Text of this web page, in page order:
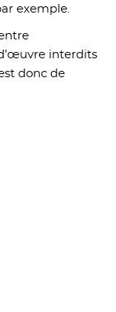
exemple.
interdits
donc de